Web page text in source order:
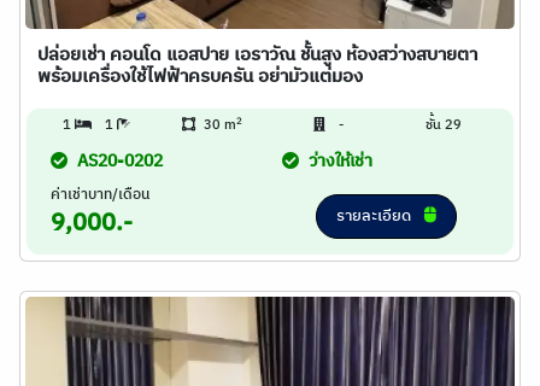
ปล่อยเช่า คอนโด แอสปาย เอราวัณ ชั้นสูง ห้องสว่างสบายตา
พร้อมเครื่องใช้ไฟฟ้าครบครัน อย่ามัวแต่มอง
1 1 30 m2 - ชั้น 29
AS20-0202 ว่างให้เช่า
ค่าเช่าบาท/เดือน
9,000.- รายละเอียด